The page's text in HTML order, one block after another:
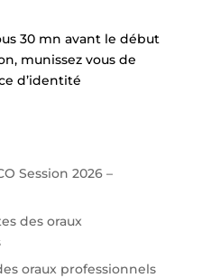
30 mn avant le début
munissez vous de
d’identité
Session 2026 –
des oraux
oraux professionnels